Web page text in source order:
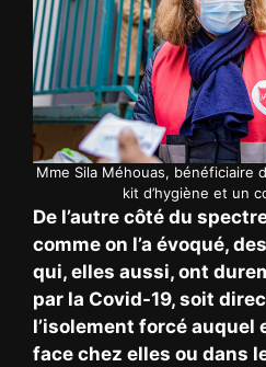
Mme Sila Méhouas, bénéficiaire
kit d’hygiène et un
De l’autre côté du
comme on l’a évoqué,
qui, elles aussi, ont
par la Covid-19, soit
l’isolement forcé auquel
face chez elles ou dans